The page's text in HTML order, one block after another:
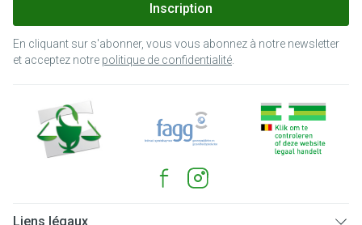
Inscription
En cliquant sur s'abonner, vous vous abonnez à notre newsletter
et acceptez notre politique de confidentialité
Liens légaux